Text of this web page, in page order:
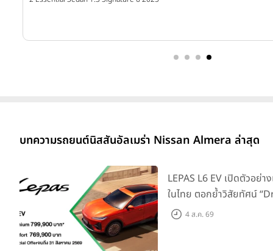
บทความรถยนต์นิสสันอัลเมร่า Nissan Almera ล่าสุด
LEPAS L6 EV เปิดตัวอย่
ในไทย ตอกย้ำวิสัยทัศน์
Elegance” มาพร้อม 2 รุ่
4 ส.ค. 69